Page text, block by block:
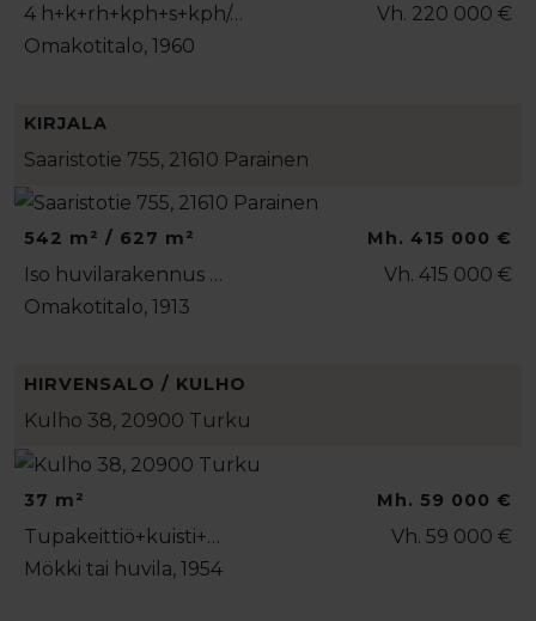
4 h+k+rh+kph+s+kph/…
Omakotitalo, 1960
Vh. 220 000 €
KIRJALA
Saaristotie 755, 21610 Parainen
542 m² / 627 m²
Iso huvilarakennus …
Omakotitalo, 1913
Mh. 415 000 €
Vh. 415 000 €
HIRVENSALO / KULHO
Kulho 38, 20900 Turku
37 m²
Tupakeittiö+kuisti+…
Mökki tai huvila, 1954
Mh. 59 000 €
Vh. 59 000 €